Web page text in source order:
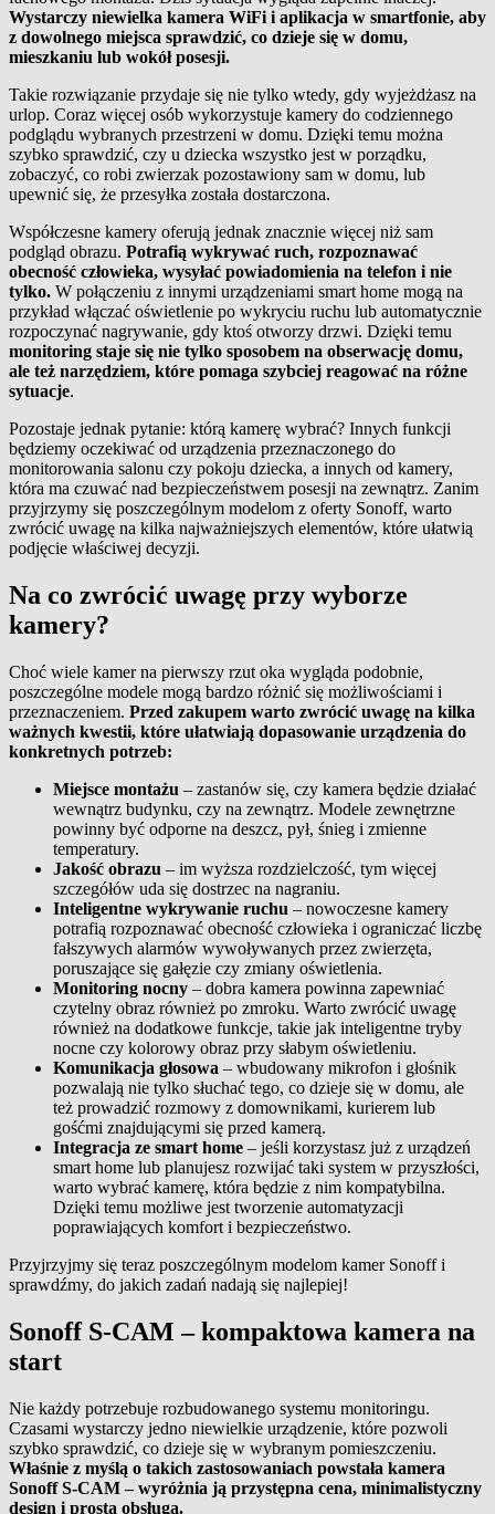
Wystarczy niewielka kamera WiFi i aplikacja w smartfonie, aby
z dowolnego miejsca sprawdzić, co dzieje się w domu,
mieszkaniu lub wokół posesji.
Takie rozwiązanie przydaje się nie tylko wtedy, gdy wyjeżdżasz na
urlop. Coraz więcej osób wykorzystuje kamery do codziennego
podglądu wybranych przestrzeni w domu. Dzięki temu można
szybko sprawdzić, czy u dziecka wszystko jest w porządku,
zobaczyć, co robi zwierzak pozostawiony sam w domu, lub
upewnić się, że przesyłka została dostarczona.
Współczesne kamery oferują jednak znacznie więcej niż sam
podgląd obrazu. Potrafią wykrywać ruch, rozpoznawać
obecność człowieka, wysyłać powiadomienia na telefon i nie
tylko. W połączeniu z innymi urządzeniami smart home mogą na
przykład włączać oświetlenie po wykryciu ruchu lub automatycznie
rozpoczynać nagrywanie, gdy ktoś otworzy drzwi. Dzięki temu
monitoring staje się nie tylko sposobem na obserwację domu,
ale też narzędziem, które pomaga szybciej reagować na różne
sytuacje.
Pozostaje jednak pytanie: którą kamerę wybrać? Innych funkcji
będziemy oczekiwać od urządzenia przeznaczonego do
monitorowania salonu czy pokoju dziecka, a innych od kamery,
która ma czuwać nad bezpieczeństwem posesji na zewnątrz. Zanim
przyjrzymy się poszczególnym modelom z oferty Sonoff, warto
zwrócić uwagę na kilka najważniejszych elementów, które ułatwią
podjęcie właściwej decyzji.
Na co zwrócić uwagę przy wyborze
kamery?
Choć wiele kamer na pierwszy rzut oka wygląda podobnie,
poszczególne modele mogą bardzo różnić się możliwościami i
przeznaczeniem. Przed zakupem warto zwrócić uwagę na kilka
ważnych kwestii, które ułatwiają dopasowanie urządzenia do
konkretnych potrzeb:
Miejsce montażu – zastanów się, czy kamera będzie działać
wewnątrz budynku, czy na zewnątrz. Modele zewnętrzne
powinny być odporne na deszcz, pył, śnieg i zmienne
temperatury.
Jakość obrazu – im wyższa rozdzielczość, tym więcej
szczegółów uda się dostrzec na nagraniu.
Inteligentne wykrywanie ruchu – nowoczesne kamery
potrafią rozpoznawać obecność człowieka i ograniczać liczbę
fałszywych alarmów wywoływanych przez zwierzęta,
poruszające się gałęzie czy zmiany oświetlenia.
Monitoring nocny – dobra kamera powinna zapewniać
czytelny obraz również po zmroku. Warto zwrócić uwagę
również na dodatkowe funkcje, takie jak inteligentne tryby
nocne czy kolorowy obraz przy słabym oświetleniu.
Komunikacja głosowa – wbudowany mikrofon i głośnik
pozwalają nie tylko słuchać tego, co dzieje się w domu, ale
też prowadzić rozmowy z domownikami, kurierem lub
gośćmi znajdującymi się przed kamerą.
Integracja ze smart home – jeśli korzystasz już z urządzeń
smart home lub planujesz rozwijać taki system w przyszłości,
warto wybrać kamerę, która będzie z nim kompatybilna.
Dzięki temu możliwe jest tworzenie automatyzacji
poprawiających komfort i bezpieczeństwo.
Przyjrzyjmy się teraz poszczególnym modelom kamer Sonoff i
sprawdźmy, do jakich zadań nadają się najlepiej!
Sonoff S-CAM – kompaktowa kamera na
start
Nie każdy potrzebuje rozbudowanego systemu monitoringu.
Czasami wystarczy jedno niewielkie urządzenie, które pozwoli
szybko sprawdzić, co dzieje się w wybranym pomieszczeniu.
Właśnie z myślą o takich zastosowaniach powstała kamera
Sonoff S-CAM – wyróżnia ją przystępna cena, minimalistyczny
design i prosta obsługa.